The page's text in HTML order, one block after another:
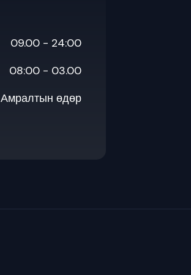
09.00 - 24:00
08:00 - 03.00
Амралтын өдөр